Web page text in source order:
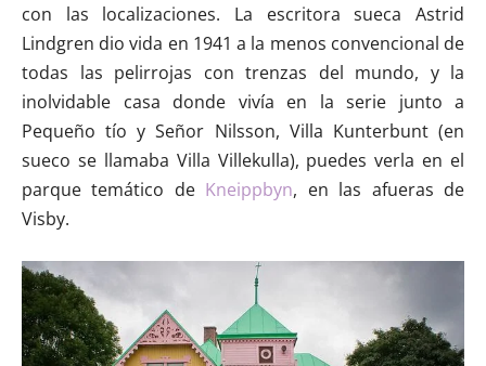
con las localizaciones. La escritora sueca Astrid
Lindgren dio vida en 1941 a la menos convencional de
todas las pelirrojas con trenzas del mundo, y la
inolvidable casa donde vivía en la serie junto a
Pequeño tío y Señor Nilsson, Villa Kunterbunt (en
sueco se llamaba Villa Villekulla), puedes verla en el
parque temático de Kneippbyn, en las afueras de
Visby.